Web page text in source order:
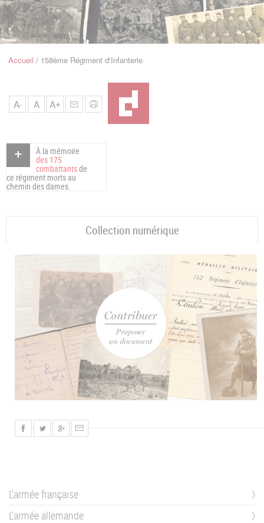
Navigation
FilAccueil 158ème Régiment d'Infanterie
A- A A+
À la mémoire
des 175
combattantsde
ce régiment morts au
chemin des dames.
Collection numérique
L'armée française
L'armée allemande